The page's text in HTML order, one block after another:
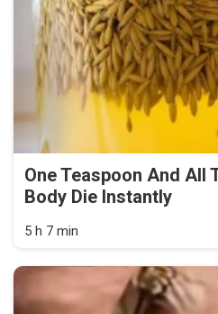
One Teaspoon And All
Body Die Instantly
5 h 7 min